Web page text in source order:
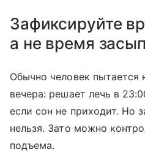
Зафиксируйте
а не время
Обычно человек пытается
вечера: решает лечь в
если сон не приходит. Но
нельзя. Зато можно
подъема.